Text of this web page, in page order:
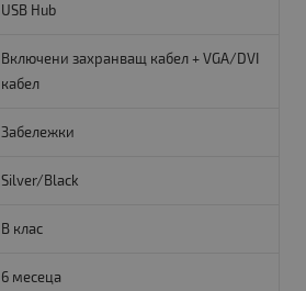
USB Hub
Включени захранващ кабел + VGA/DVI
кабел
Забележки
Silver/Black
B клас
6 месеца